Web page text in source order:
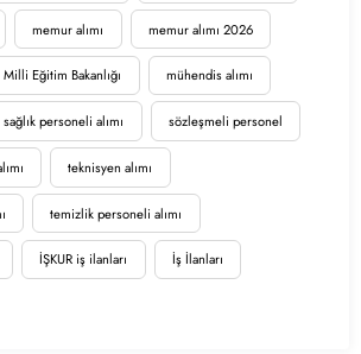
memur alımı memur alımı 2026
Milli Eğitim Bakanlığı mühendis alımı
sağlık personeli alımı sözleşmeli personel
teknisyen alımı
temizlik personeli alımı
İŞKUR iş ilanları İş İlanları